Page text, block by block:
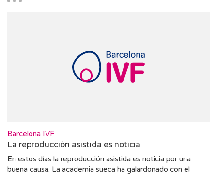
Barcelona IVF
La reproducción asistida es noticia
En estos días la reproducción asistida es noticia por una
buena causa. La academia sueca ha galardonado con el